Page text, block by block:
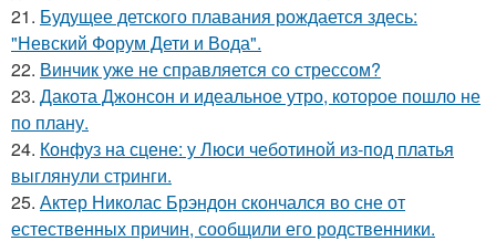
21. Будущее детского плавания рождается здесь:
"Невский Форум Дети и Вода".
22. Винчик уже не справляется со стрессом?
23. Дакота Джонсон и идеальное утро, которое пошло не
по плану.
24. Конфуз на сцене: у Люси чеботиной из-под платья
выглянули стринги.
25. Актер Николас Брэндон скончался во сне от
естественных причин, сообщили его родственники.